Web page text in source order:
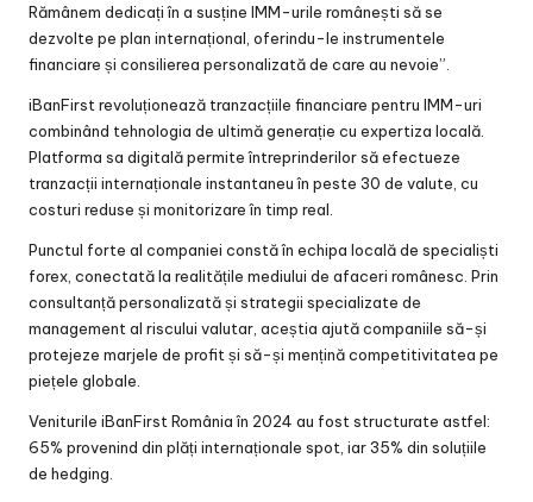
Rămânem dedicați în a susține IMM-urile românești să se
dezvolte pe plan internațional, oferindu-le instrumentele
financiare și consilierea personalizată de care au nevoie”.
iBanFirst revoluționează tranzacțiile financiare pentru IMM-uri
combinând tehnologia de ultimă generație cu expertiza locală.
Platforma sa digitală permite întreprinderilor să efectueze
tranzacții internaționale instantaneu în peste 30 de valute, cu
costuri reduse și monitorizare în timp real.
Punctul forte al companiei constă în echipa locală de specialiști
forex, conectată la realitățile mediului de afaceri românesc. Prin
consultanță personalizată și strategii specializate de
management al riscului valutar, aceștia ajută companiile să-și
protejeze marjele de profit și să-și mențină competitivitatea pe
piețele globale.
Veniturile iBanFirst România în 2024 au fost structurate astfel:
65% provenind din plăți internaționale spot, iar 35% din soluțiile
de hedging.